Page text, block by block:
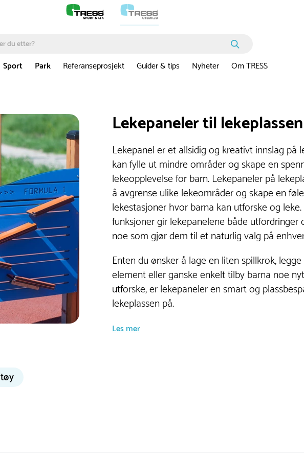
Sport Park Referanseprosjekt Guider & tips Nyheter Om TRESS
Lekepaneler til
Lekepanel er et allsidig og kreativt innslag på
kan fylle ut mindre områder og skape en
lekeopplevelse for barn. Lekepaneler på
å avgrense ulike lekeområder og skape en
lekestasjoner hvor barna kan utforske og
funksjoner gir lekepanelene både
noe som gjør dem til et naturlig valg på
Enten du ønsker å lage en liten spillkrok,
element eller ganske enkelt tilby barna noe
utforske, er lekepaneler en smart og
lekeplassen på.
Les mer
hvor barna får lære gjennom lek.